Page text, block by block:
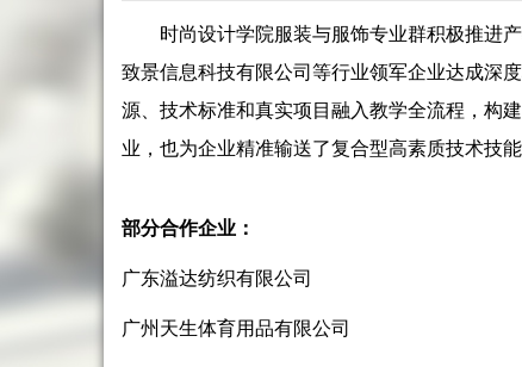
时尚设计学院服装与服饰专业群积极推进
致景信息科技有限公司等行业领军企业达成深
源、技术标准和真实项目融入教学全流程，构
业，也为企业精准输送了复合型高素质技术技
部分合作企业：
广东溢达纺织有限公司
广州天生体育用品有限公司